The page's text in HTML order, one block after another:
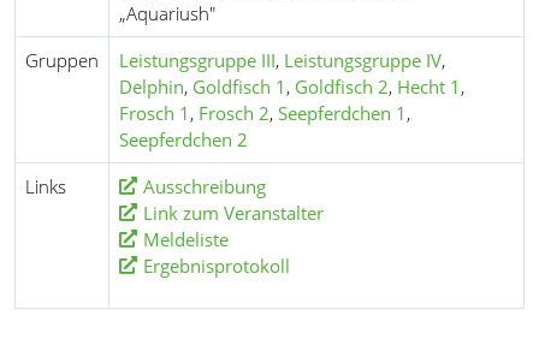
„Aquariush"
Gruppen
Leistungsgruppe III, Leistungsgruppe IV,
Delphin, Goldfisch 1 , Goldfisch 2, Hecht 1 ,
Frosch 1 , Frosch 2, Seepferdchen 1 ,
Seepferdchen 2
Links
Ausschreibung
Link zum Veranstalter
Meldeliste
Ergebnisprotokoll